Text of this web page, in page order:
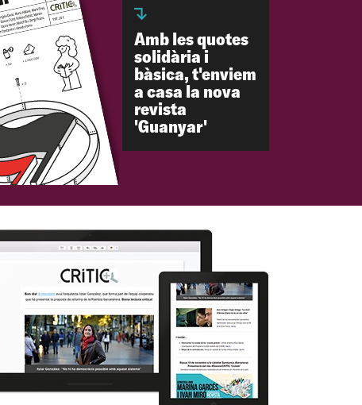
Amb les quotes
solidària i
bàsica, t'enviem
a casa la nova
revista
'Guanyar'